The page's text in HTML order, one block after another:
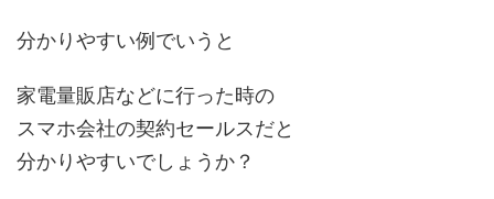
分かりやすい例でいうと
家電量販店などに行った時の
スマホ会社の契約セールスだと
分かりやすいでしょうか？